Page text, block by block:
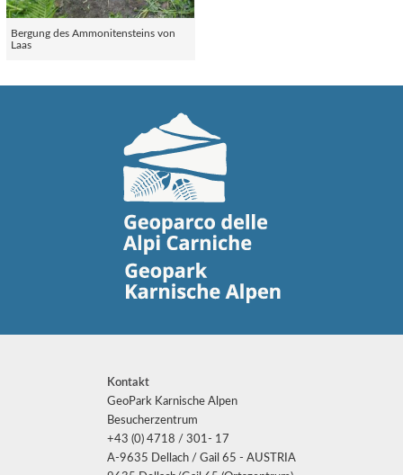
Bergung des Ammonitensteins von
Laas
Kontakt
GeoPark Karnische Alpen
Besucherzentrum
+43 (0) 4718 / 301- 17
A-9635 Dellach / Gail 65 - AUSTRIA